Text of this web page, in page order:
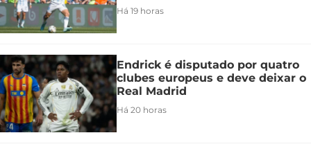
Há 19 horas
Endrick é disputado por quatro
clubes europeus e deve deixar o
Real Madrid
Há 20 horas